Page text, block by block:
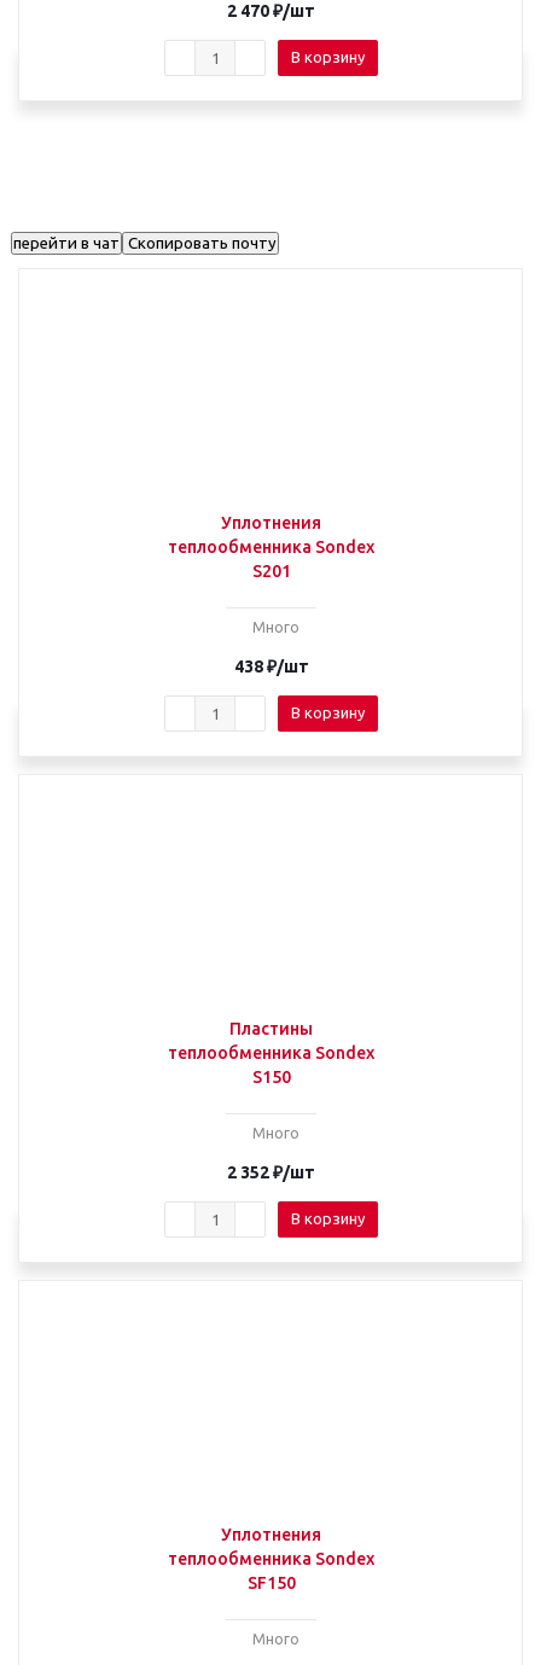
2 470₽/шт
В корзину
перейти в чат Скопировать почту
Уплотнения
теплообменника Sondex
S201
Много
438₽/шт
В корзину
Пластины
теплообменника Sondex
S150
Много
2 352₽/шт
В корзину
Уплотнения
теплообменника Sondex
SF150
Много